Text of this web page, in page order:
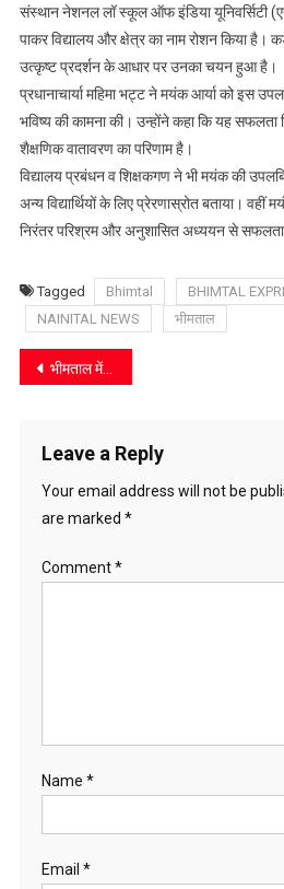
संस्थान नेशनल लॉ स्कूल ऑफ इंडिया यूनिवर्सिटी
पाकर विद्यालय और क्षेत्र का नाम रोशन किया है।
उत्कृष्ट प्रदर्शन के आधार पर उनका चयन हुआ है।
प्रधानाचार्या महिमा भट्ट ने मयंक आर्या को इस
भविष्य की कामना की। उन्होंने कहा कि यह सफलता
शैक्षणिक वातावरण का परिणाम है।
विद्यालय प्रबंधन व शिक्षकगण ने भी मयंक की
अन्य विद्यार्थियों के लिए प्रेरणास्रोत बताया। वहीं
निरंतर परिश्रम और अनुशासित अध्ययन से
Tagged Bhimtal BHIMTAL
NAINITAL NEWS
भीमताल
Post
भीमताल में टेंपो ट्रैवलर खाई में गिरा, 16 छात्र घायल
Leave a Reply
Your email address will not be
are marked *
Comment*
Name *
Email *